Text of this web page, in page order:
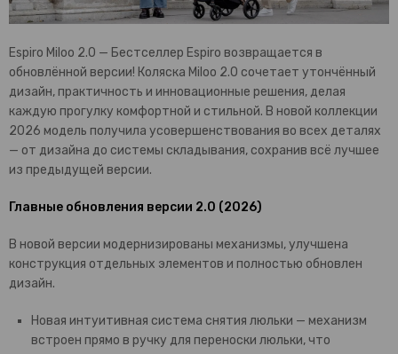
Espiro Miloo 2.0 — Бестселлер Espiro возвращается в
обновлённой версии! Коляска Miloo 2.0 сочетает утончённый
дизайн, практичность и инновационные решения, делая
каждую прогулку комфортной и стильной. В новой коллекции
2026 модель получила усовершенствования во всех деталях
— от дизайна до системы складывания, сохранив всё лучшее
из предыдущей версии.
Главные обновления версии 2.0 (2026)
В новой версии модернизированы механизмы, улучшена
конструкция отдельных элементов и полностью обновлен
дизайн.
Новая интуитивная система снятия люльки — механизм
встроен прямо в ручку для переноски люльки, что